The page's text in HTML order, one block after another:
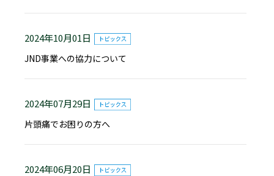
2024年10月01日
JND事業への協力について
2024年07月29日
片頭痛でお困りの方へ
2024年06月20日